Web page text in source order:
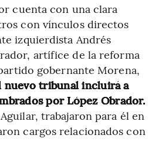
cuenta con una clara
con vínculos directos
izquierdista Andrés
artífice de la reforma
gobernante Morena,
nuevo tribunal incluirá a
por López Obrador.
trabajaron para él en
cargos relacionados con